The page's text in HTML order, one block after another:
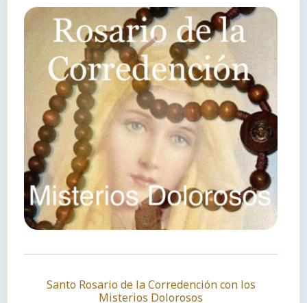
Santo Rosario de la Corredención con los
Misterios Dolorosos